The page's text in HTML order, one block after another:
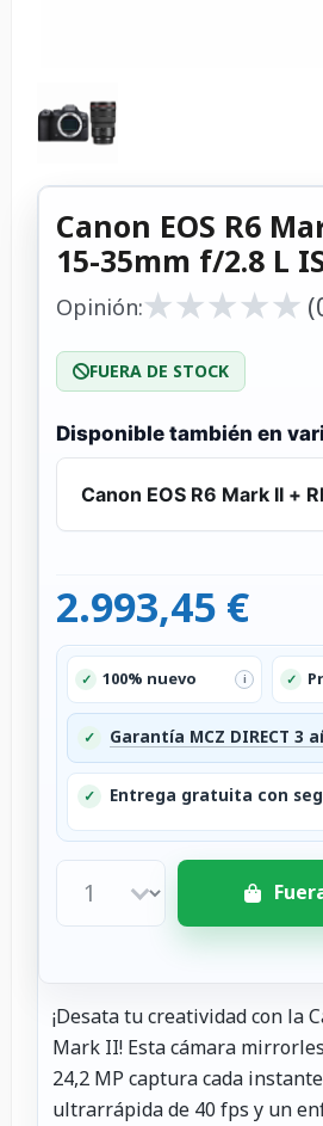
Canon EOS R6
15-35mm f/2.8 L
Opinión:★
★★
★★
★★
★★
★
FUERA DE STOCK
Disponible también en
Canon EOS R6 Mark II +
2.993,45 €
✓ 100% nuevo i ✓
✓ Garantía MCZ DIRECT 3
✓ Entrega gratuita con
¡Desata tu creatividad con la
Mark II! Esta cámara
24,2 MP captura cada
ultrarrápida de 40 fps y un